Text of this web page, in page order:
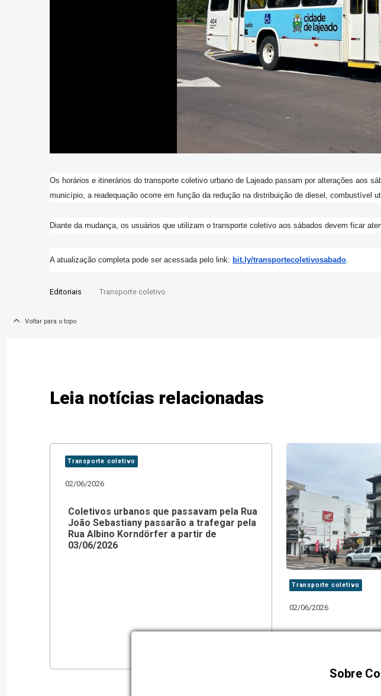
Os horários e itinerários do transporte coletivo urbano de Lajeado passam por alterações aos
município, a readequação ocorre em função da redução na distribuição de diesel, combustível
Diante da mudança, os usuários que utilizam o transporte coletivo aos sábados devem ficar
A atualização completa pode ser acessada pelo link: bit.ly/transportecoletivosabado.
Editoriais Transporte coletivo
Voltar para o topo
Leia notícias relacionadas
Transporte coletivo
02/06/2026
Coletivos urbanos que passavam pela Rua
João Sebastiany passarão a trafegar pela
Rua Albino Korndörfer a partir de
03/06/2026
Transporte coletivo
02/06/2026
Mudanças em
Sobre